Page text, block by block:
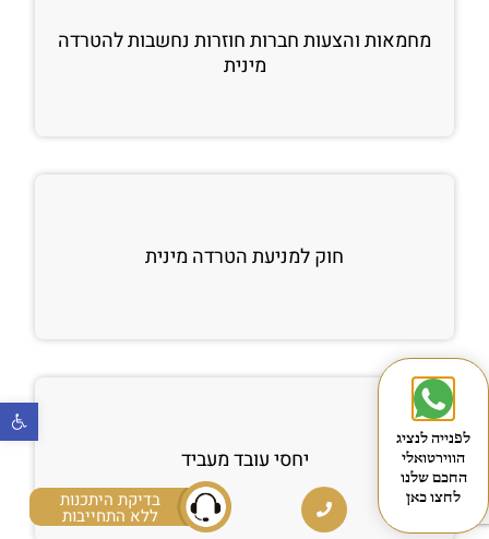
בדיקת היתכנות
ללא התחייבות
מחמאות והצעות חברות חוזרות נחשבות להטרדה
מינית
חוק למניעת הטרדה מינית
יחסי עובד מעביד
לפנייה לנציג
הווירטואלי
החכם שלנו
לחצו כאן